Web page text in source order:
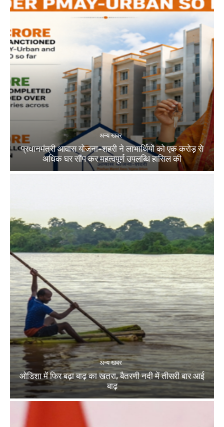
अन्य खबर
प्रधानमंत्री आवास योजना-शहरी ने लाभार्थियों को एक करोड़ से
अधिक घर सौंप कर महत्वपूर्ण उपलब्धि हासिल की
अन्य खबर
ओडिशा में फिर बढ़ा बाढ़ का खतरा, बैतरणी नदी में तीसरी बार आई
बाढ़